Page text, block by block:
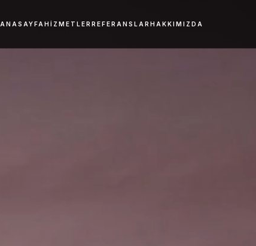
ANASAYFAHIZMETLERREFERANSLARHAKKIMIZDA